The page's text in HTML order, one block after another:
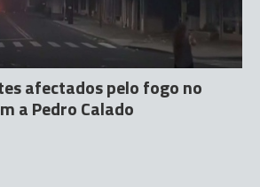
afectados pelo fogo no
a Pedro Calado